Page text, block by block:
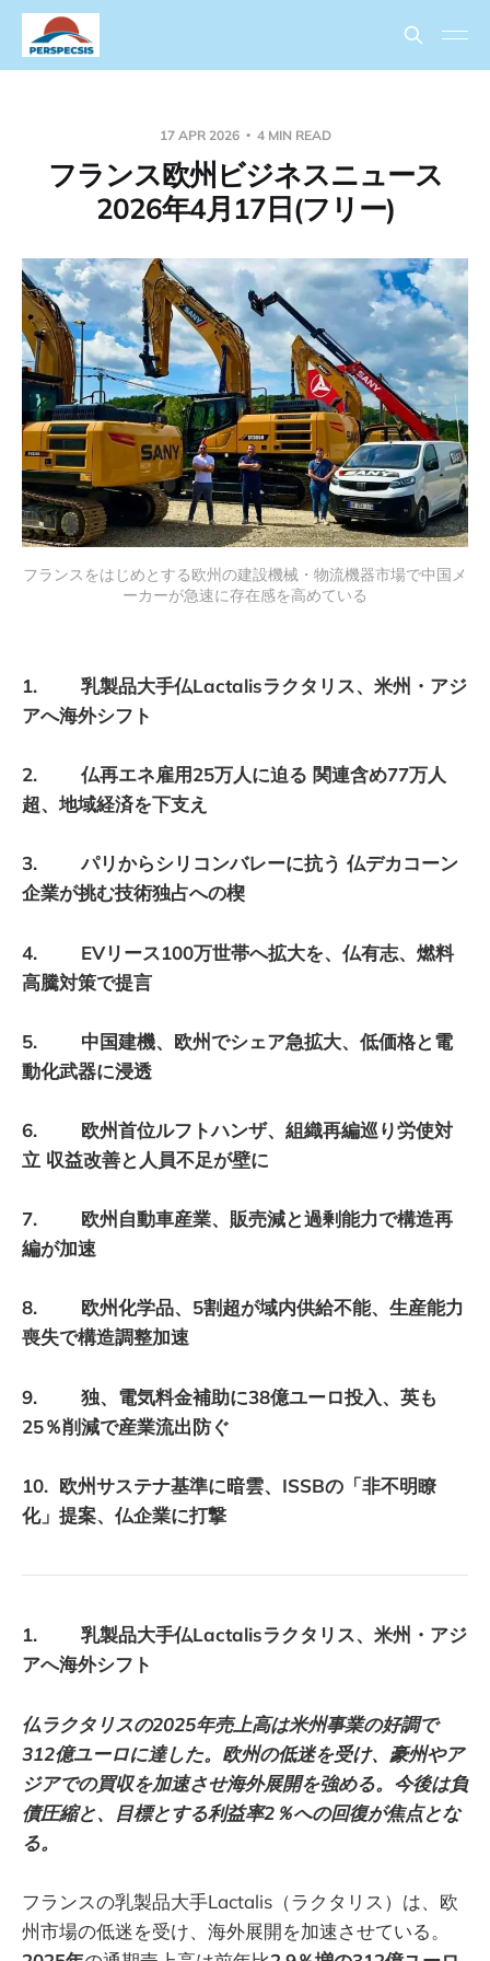
17 APR 2026 4 MIN READ
フランス欧州ビジネスニュース
2026年4月17日(フリー)
フランスをはじめとする欧州の建設機械・物流機器市場で中国メ
ーカーが急速に存在感を高めている
1. 乳製品大手仏Lactalisラクタリス、米州・アジ
アへ海外シフト
2. 仏再エネ雇用25万人に迫る 関連含め77万人
超、地域経済を下支え
3. パリからシリコンバレーに抗う 仏デカコーン
企業が挑む技術独占への楔
4. EVリース100万世帯へ拡大を、仏有志、燃料
高騰対策で提言
5. 中国建機、欧州でシェア急拡大、低価格と電
動化武器に浸透
6. 欧州首位ルフトハンザ、組織再編巡り労使対
立 収益改善と人員不足が壁に
7. 欧州自動車産業、販売減と過剰能力で構造再
編が加速
8. 欧州化学品、5割超が域内供給不能、生産能力
喪失で構造調整加速
9. 独、電気料金補助に38億ユーロ投入、英も
25％削減で産業流出防ぐ
10. 欧州サステナ基準に暗雲、ISSBの「非不明瞭
化」提案、仏企業に打撃
1. 乳製品大手仏Lactalisラクタリス、米州・アジ
アへ海外シフト
仏ラクタリスの2025年売上高は米州事業の好調で
312億ユーロに達した。欧州の低迷を受け、豪州やア
ジアでの買収を加速させ海外展開を強める。今後は負
債圧縮と、目標とする利益率2％への回復が焦点とな
る。
フランスの乳製品大手Lactalis（ラクタリス）は、欧
州市場の低迷を受け、海外展開を加速させている。